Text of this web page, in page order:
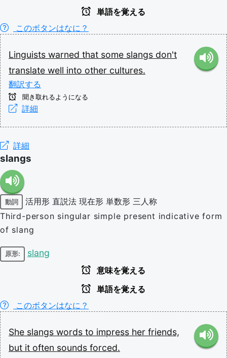
単語を覚える
このボタンはなに？
Linguists warned that some slangs don't
translate well into other cultures.
翻訳する
聞き取れるようになる
詳細
詳細
slangs
動詞 活用形 直説法 現在形 単数形 三人称
Third-person singular simple present indicative form
of slang
原形: slang
意味を覚える
単語を覚える
このボタンはなに？
She slangs words to impress her friends,
but it often sounds forced.